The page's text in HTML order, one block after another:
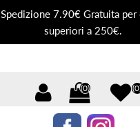
Spedizione 7.90€ Gratuita per
superiori a 250€.
(0)